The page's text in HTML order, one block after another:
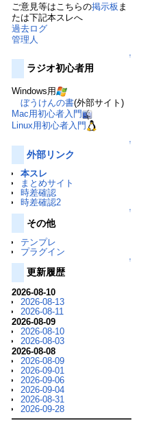
ご意見等はこちらの掲示板 ま
たは下記本スレへ
過去ログ
管理人
↑
ラジオ初心者用
Windows用
ぼうけんの書(外部サイト)
Mac用初心者入門
Linux用初心者入門
↑
外部リンク
本スレ
まとめサイト
時差確認
時差確認2
↑
その他
テンプレ
プラグイン
↑
更新履歴
2026-08-10
2026-08-13
2026-08-11
2026-08-09
2026-08-10
2026-08-03
2026-08-08
2026-08-09
2026-09-01
2026-09-06
2026-09-04
2026-08-31
2026-09-28